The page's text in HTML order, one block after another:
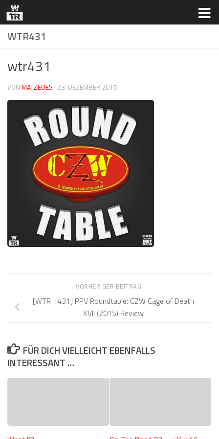
Zum Inhalt springen
WTR431
wtr431
VONMATZEOES · 23. DEZEMBER 2015
VORHERIGER BEITRAG
[WTR #431] PPV Roundtable: CZW Cage of Death
XVII (2015) Review
FÜR DICH VIELLEICHT EBENFALLS
INTERESSANT …